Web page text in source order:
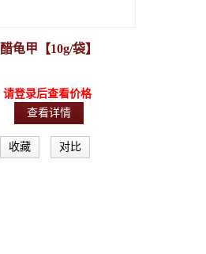
醋龟甲【10g/袋】
请登录后查看价格
查看详情
收藏 对比